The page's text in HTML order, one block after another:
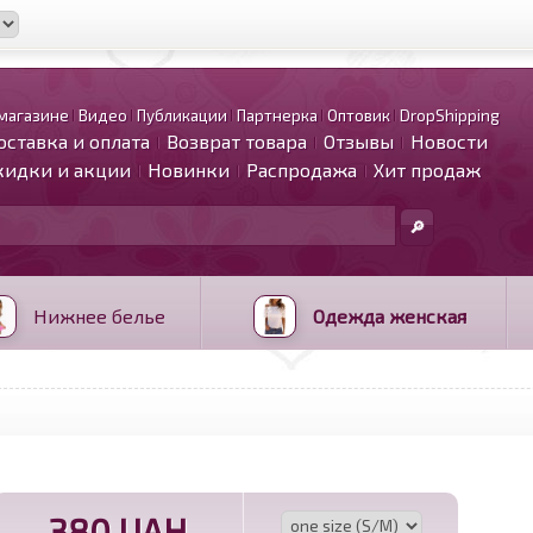
Видео Публикации Партнерка Оптовик DropShipping
и оплата Возврат товара Отзывы
Новости
и акции
Новинки Распродажа Хит продаж
Нижнее белье Одежда женская